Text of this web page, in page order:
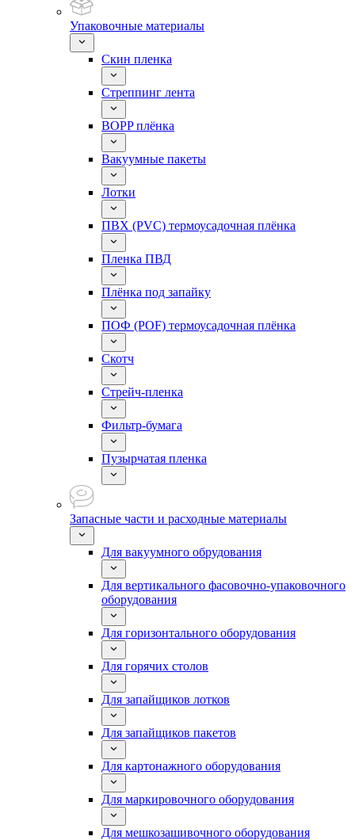
Упаковочные материалы
Скин пленка
Стреппинг лента
BOPP плёнка
Вакуумные пакеты
Лотки
ПВХ (PVC) термоусадочная плёнка
Пленка ПВД
Плёнка под запайку
ПОФ (POF) термоусадочная плёнка
Скотч
Стрейч-пленка
Фильтр-бумага
Пузырчатая пленка
Запасные части и расходные материалы
Для вакуумного обрудования
Для вертикального фасовочно-упаковочного
оборудования
Для горизонтального оборудования
Для горячих столов
Для запайщиков лотков
Для запайщиков пакетов
Для картонажного оборудования
Для маркировочного оборудования
Для мешкозашивочного оборудования